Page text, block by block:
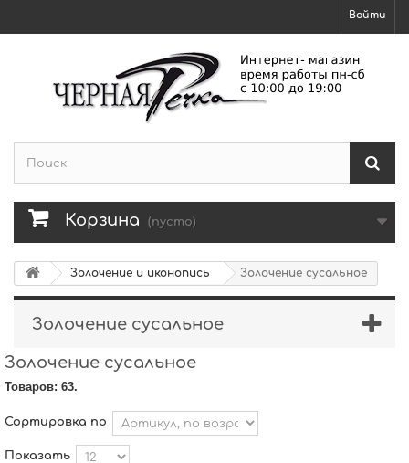
Войти
Корзина (пусто)
Золочение и иконопись Золочение сусальное
Золочение сусальное
Золочение сусальное
Товаров: 63.
Сортировка по
Показать